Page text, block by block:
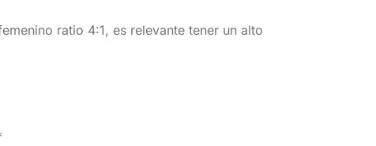
ratio 4:1, es relevante tener un alto